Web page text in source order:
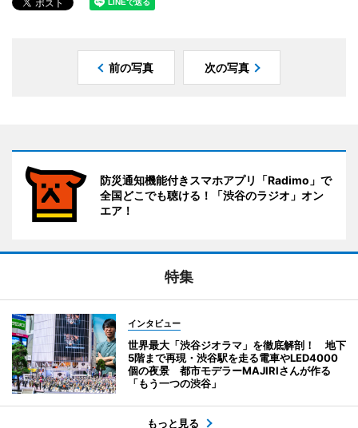
前の写真 次の写真
防災通知機能付きスマホアプリ「Radimo」で
全国どこでも聴ける！「渋谷のラジオ」オン
エア！
特集
インタビュー
世界最大「渋谷ジオラマ」を徹底解剖！ 地下
5階まで再現・渋谷駅を走る電車やLED4000
個の夜景 都市モデラーMAJIRIさんが作る
「もう一つの渋谷」
もっと見る